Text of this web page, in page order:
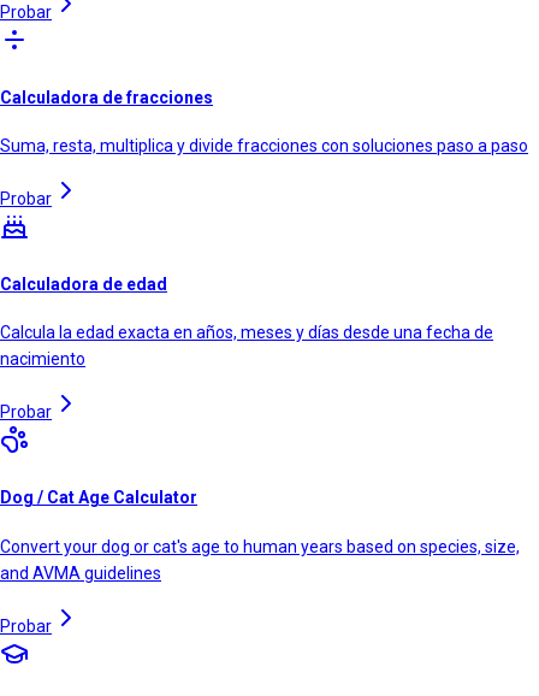
Probar
Calculadora de fracciones
Suma, resta, multiplica y divide fracciones con soluciones paso a paso
Probar
Calculadora de edad
Calcula la edad exacta en años, meses y días desde una fecha de
nacimiento
Probar
Dog / Cat Age Calculator
Convert your dog or cat's age to human years based on species, size,
and AVMA guidelines
Probar